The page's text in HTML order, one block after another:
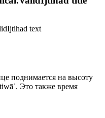
text
поднимается на высоту
Это также время